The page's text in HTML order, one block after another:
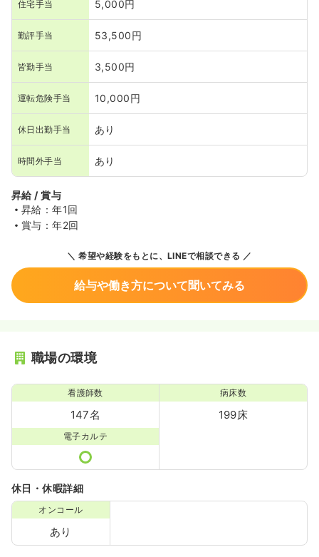
住宅手当 5,000円
勤評手当 53,500円
皆勤手当 3,500円
運転危険手当 10,000円
休日出勤手当 あり
時間外手当 あり
昇給 / 賞与
昇給：年1回
賞与：年2回
希望や経験をもとに、LINEで相談できる
給与や働き方について聞いてみる
職場の環境
看護師数
147名
病床数
199床
電子カルテ
休日・休暇詳細
オンコール
あり